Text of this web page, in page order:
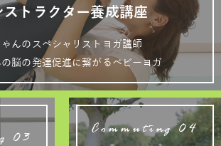
ストラクター養成講座
ゃんのスペシャリストヨガ講師
脳の発達促進に繋がるベビーヨガ
03
Commuting 04